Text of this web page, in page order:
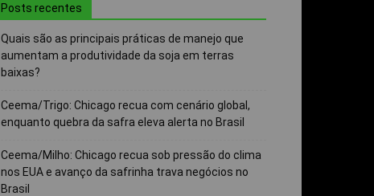
Posts recentes
Quais são as principais práticas de manejo que
aumentam a produtividade da soja em terras
baixas?
Ceema/Trigo: Chicago recua com cenário global,
enquanto quebra da safra eleva alerta no Brasil
Ceema/Milho: Chicago recua sob pressão do clima
nos EUA e avanço da safrinha trava negócios no
Brasil